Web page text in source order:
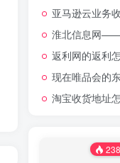
亚马逊云业务收入略逊预
淮北信息网——您身
返利网的返利怎么用返
现在唯品会的东西怎么
淘宝收货地址怎么改?